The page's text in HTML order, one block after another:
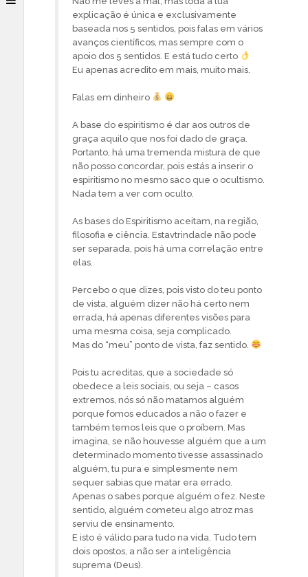
explicação é única e exclusivamente
baseada nos 5 sentidos, pois falas em vários
avanços científicos, mas sempre com o
apoio dos 5 sentidos. E está tudo certo
Eu apenas acredito em mais, muito mais.
Falas em dinheiro
A base do espiritismo é dar aos outros de
graça aquilo que nos foi dado de graça.
Portanto, há uma tremenda mistura de que
não posso concordar, pois estás a inserir o
espiritismo no mesmo saco que o ocultismo.
Nada tem a ver com oculto.
As bases do Espiritismo aceitam, na região,
filosofia e ciência. Estavtrindade não pode
ser separada, pois há uma correlação entre
elas.
Percebo o que dizes, pois visto do teu ponto
de vista, alguém dizer não há certo nem
errada, há apenas diferentes visões para
uma mesma coisa, seja complicado.
Mas do “meu” ponto de vista, faz sentido.
Pois tu acreditas, que a sociedade só
obedece a leis sociais, ou seja – casos
extremos, nós só não matamos alguém
porque fomos educados a não o fazer e
também temos leis que o proíbem. Mas
imagina, se não houvesse alguém que a um
determinado momento tivesse assassinado
alguém, tu pura e simplesmente nem
sequer sabias que matar era errado.
Apenas o sabes porque alguém o fez. Neste
sentido, alguém cometeu algo atroz mas
serviu de ensinamento.
E isto é válido para tudo na vida. Tudo tem
dois opostos, a não ser a inteligência
suprema (Deus).